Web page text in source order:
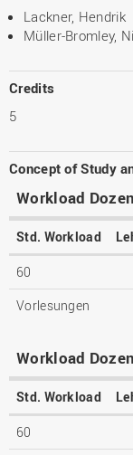
Lackner, Hendrik
Müller-Bromley,
Credits
5
Concept of Study
Workload
Std. Workload
60
Vorlesungen
Workload
Std. Workload
60